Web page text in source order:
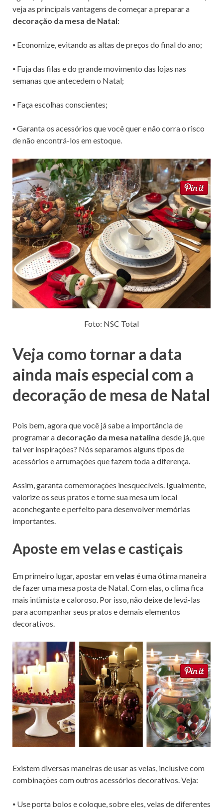
veja as principais vantagens de começar a preparar a
decoração da mesa de Natal:
⦁ Economize, evitando as altas de preços do final do ano;
⦁ Fuja das filas e do grande movimento das lojas nas
semanas que antecedem o Natal;
⦁ Faça escolhas conscientes;
⦁ Garanta os acessórios que você quer e não corra o risco
de não encontrá-los em estoque.
Foto: NSC Total
Veja como tornar a data
ainda mais especial com a
decoração de mesa de Natal
Pois bem, agora que você já sabe a importância de
programar a decoração da mesa natalina desde já, que
tal ver inspirações? Nós separamos alguns tipos de
acessórios e arrumações que fazem toda a diferença.
Assim, garanta comemorações inesquecíveis. Igualmente,
valorize os seus pratos e torne sua mesa um local
aconchegante e perfeito para desenvolver memórias
importantes.
Aposte em velas e castiçais
Em primeiro lugar, apostar emvelas é uma ótima maneira
de fazer uma mesa posta de Natal. Com elas, o clima fica
mais intimista e caloroso. Por isso, não deixe de levá-las
para acompanhar seus pratos e demais elementos
decorativos.
Existem diversas maneiras de usar as velas, inclusive com
combinações com outros acessórios decorativos. Veja:
⦁ Use porta bolos e coloque, sobre eles, velas de diferentes